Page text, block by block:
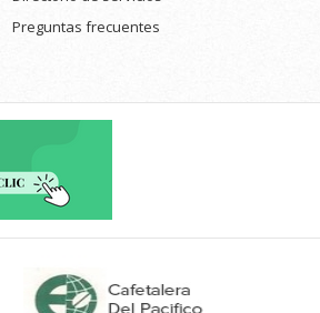
Preguntas frecuentes